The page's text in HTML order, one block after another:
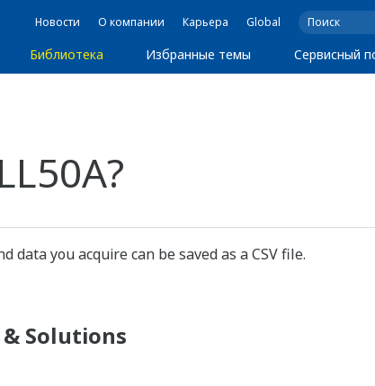
Новости О компании Карьера Global
Библиотека Избранные темы Сервисный
data you acquire can be saved as a CSV file.
Solutions